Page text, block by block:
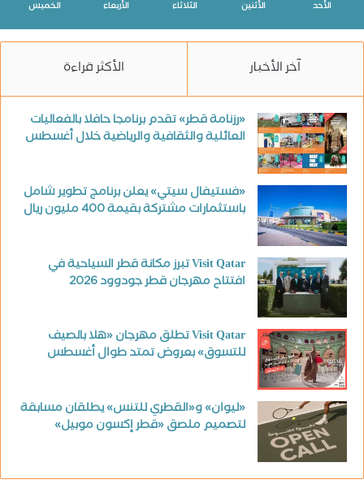
الأحد الأثنين الثلاثاء الأربعاء الخميس
آخر الأخبار الأكثر قراءة
«رزنامة قطر» تقدم برنامجا حافلا بالفعاليات
العائلية والثقافية والرياضية خلال أغسطس
«فستيفال سيتي» يعلن برنامج تطوير شامل
باستثمارات مشتركة بقيمة 400 مليون ريال
Visit Qatar تبرز مكانة قطر السياحية في
افتتاح مهرجان قطر جودوود 2026
Visit Qatar تطلق مهرجان «هلا بالصيف
للتسوق» بعروض تمتد طوال أغسطس
«ليوان» و«القطري للتنس» يطلقان مسابقة
لتصميم ملصق «قطر إكسون موبيل»